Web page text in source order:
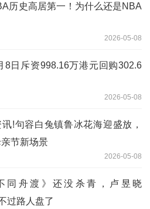
历史高居第一！为什么还是NBA
2026-05-08
8日斥资998.16万港元回购302.6
2026-05-08
!句容白兔镇鲁冰花海迎盛放，
节新场景
2026-05-08
同舟渡》还没杀青，卢昱晓
过路人盘了